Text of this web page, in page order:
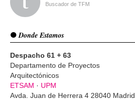
Buscador de TFM
Donde Estamos
Despacho 61 + 63
Departamento de Proyectos
Arquitectónicos
ETSAM · UPM
Avda. Juan de Herrera 4 28040 Madrid